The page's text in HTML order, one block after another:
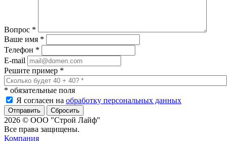
Вопрос *
Ваше имя *
Телефон *
E-mail
Решите пример *
* обязательные поля
Я согласен на обработку персональных данных
Сбросить
2026 © ООО "Строй Лайф"
Все права защищены.
Компания